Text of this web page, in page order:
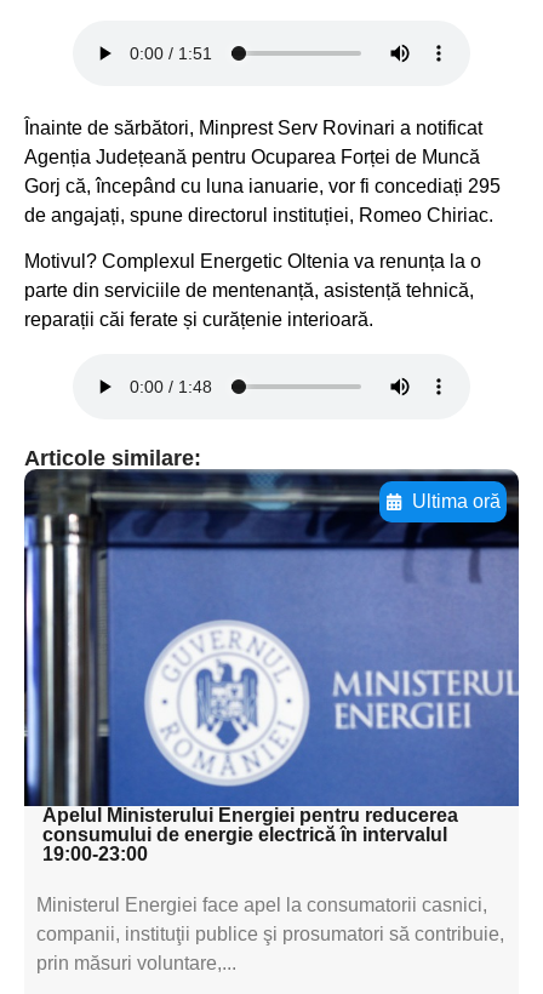
Înainte de sărbători, Minprest Serv Rovinari a notificat
Agenția Județeană pentru Ocuparea Forței de Muncă
Gorj că, începând cu luna ianuarie, vor fi concediați 295
de angajați, spune directorul instituției, Romeo Chiriac.
Motivul? Complexul Energetic Oltenia va renunța la o
parte din serviciile de mentenanță, asistență tehnică,
reparații căi ferate și curățenie interioară.
Articole similare:
Ultima oră
Adaugă aici textul pentru
subtitluAdaugă aici
textul pentru
subtitluAdaugă aici
textul pentru
subtitluAdaugă aici
textul pentru subti
Apelul Ministerului Energiei pentru reducerea
consumului de energie electrică în intervalul
19:00-23:00
Ministerul Energiei face apel la consumatorii casnici,
companii, instituţii publice şi prosumatori să contribuie,
prin măsuri voluntare,...